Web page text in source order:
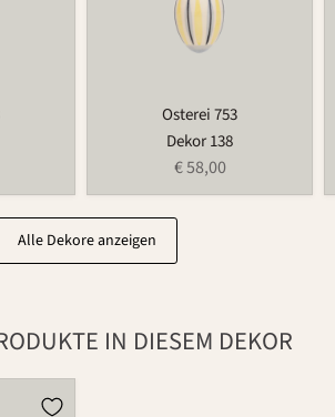
Osterei 753
Dekor 138
€ 58,00
Alle Dekore anzeigen
IN DIESEM DEKOR